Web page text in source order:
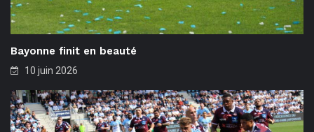
Bayonne finit en beauté
10 juin 2026